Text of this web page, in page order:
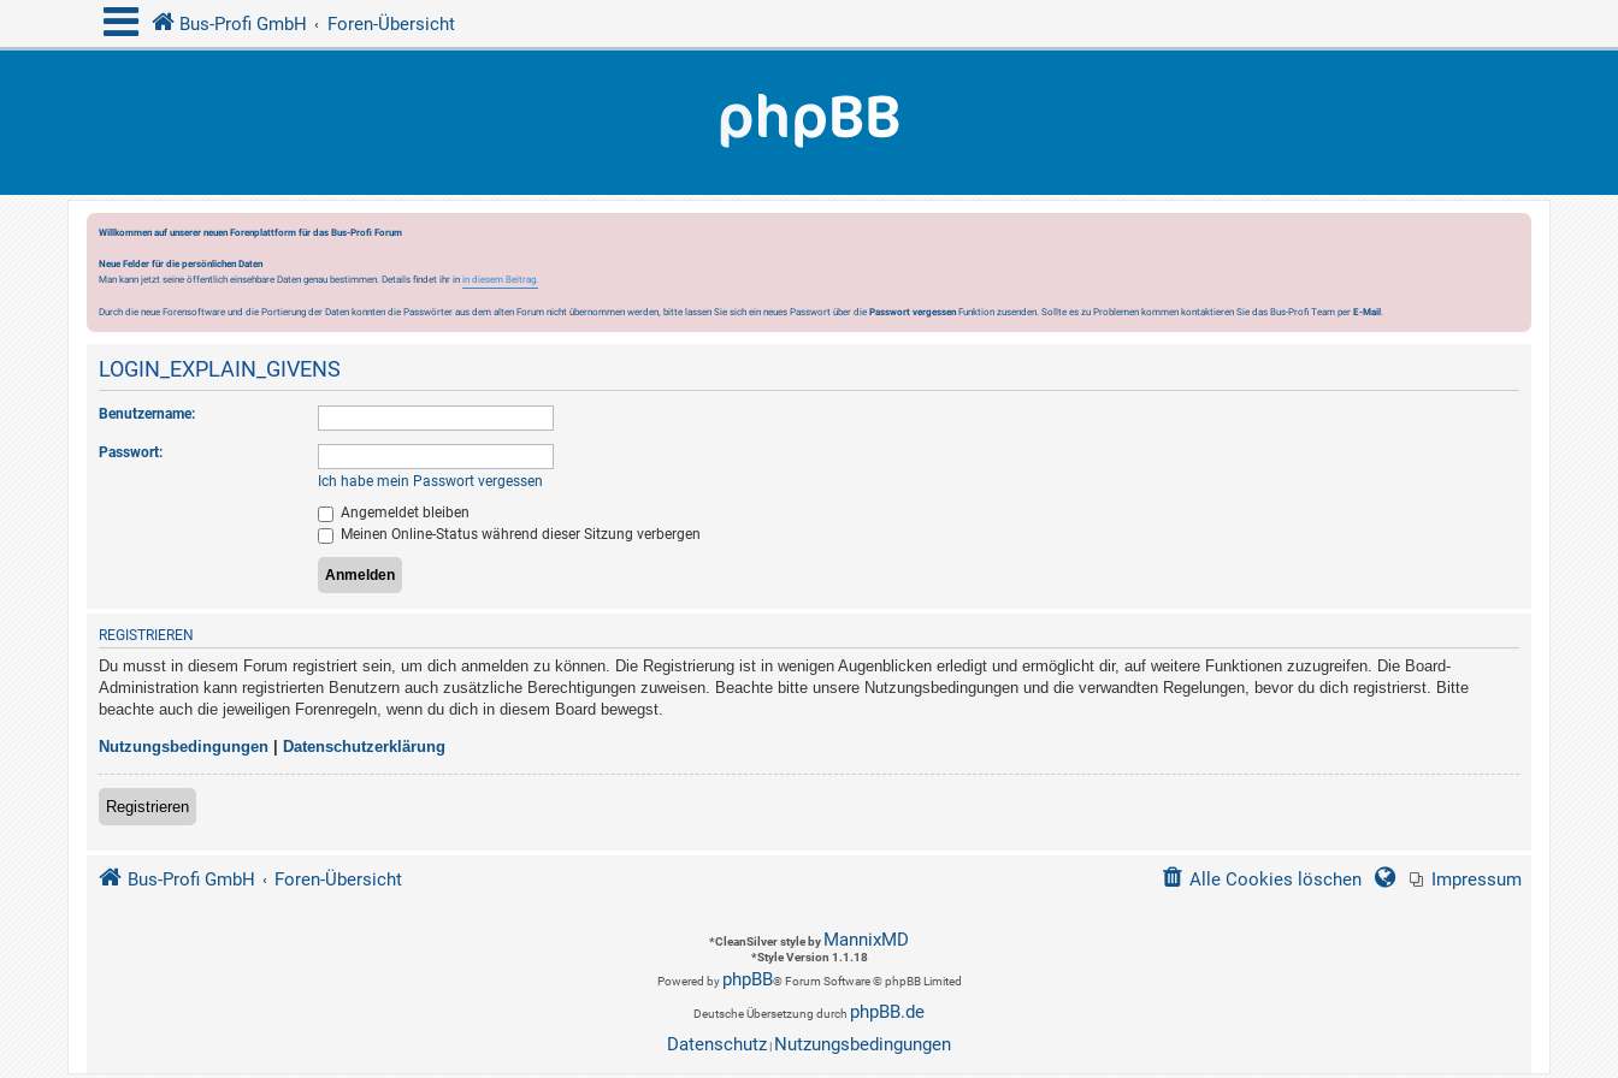
Bus-Profi GmbH Foren-Übersicht
Willkommen auf unserer neuen Forenplattform für das Bus-Profi Forum
Neue Felder für die persönlichen Daten
Man kann jetzt seine öffentlich einsehbare Daten genau bestimmen. Details findet ihr in in diesem Beitrag.
Durch die neue Forensoftware und die Portierung der Daten konnten die Passwörter aus dem alten Forum nicht übernommen werden, bitte lassen Sie sich ein neues Passwort über die Passwort vergessen Funktion zusenden. Sollte es zu Problemen kommen kontaktieren Sie das Bus-Profi Team per E-Mail.
LOGIN_EXPLAIN_GIVENS
Benutzername:
Passwort:
Ich habe mein Passwort vergessen
Angemeldet bleiben
Meinen Online-Status während dieser Sitzung verbergen
REGISTRIEREN
Du musst in diesem Forum registriert sein, um dich anmelden zu können. Die Registrierung ist in wenigen Augenblicken erledigt und ermöglicht dir, auf weitere Funktionen zuzugreifen. Die Board-
Administration kann registrierten Benutzern auch zusätzliche Berechtigungen zuweisen. Beachte bitte unsere Nutzungsbedingungen und die verwandten Regelungen, bevor du dich registrierst. Bitte
beachte auch die jeweiligen Forenregeln, wenn du dich in diesem Board bewegst.
Nutzungsbedingungen Datenschutzerklärung
Registrieren
Bus-Profi GmbH Foren-Übersicht Impressum
Alle Cookies löschen
*CleanSilver style by MannixMD
*Style Version 1.1.18
Powered by phpBB® Forum Software © phpBB Limited
Deutsche Übersetzung durch phpBB.de
Datenschutz Nutzungsbedingungen